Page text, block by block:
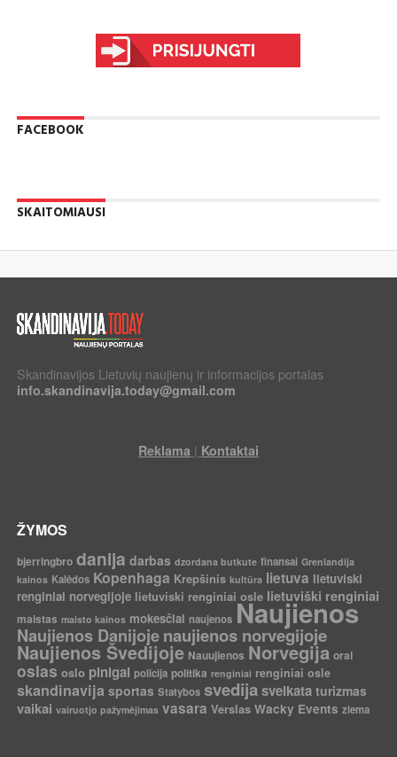
FACEBOOK
SKAITOMIAUSI
Skandinavijos Lietuvių naujienų ir informacijos portalas
info.skandinavija.today@gmail.com
Reklama | Kontaktai
ŽYMOS
bjerringbro danija darbas dzordana butkute finansai Grenlandija
kainos Kalėdos Kopenhaga Krepšinis kultūra lietuva lietuviski
renginiai norvegijoje lietuviski renginiai osle lietuviški renginiai
maistas maisto kainos mokesčiai naujenos Naujienos
Naujienos Danijojenaujienos norvegijoje
Naujienos Švedijoje Nauujienos Norvegija orai
oslas oslo pinigai policija politika renginiai renginiai osle
skandinavija sportas Statybos svedijasveikata turizmas
vaikai vairuotjo pažymėjimas vasara Verslas Wacky Events ziema